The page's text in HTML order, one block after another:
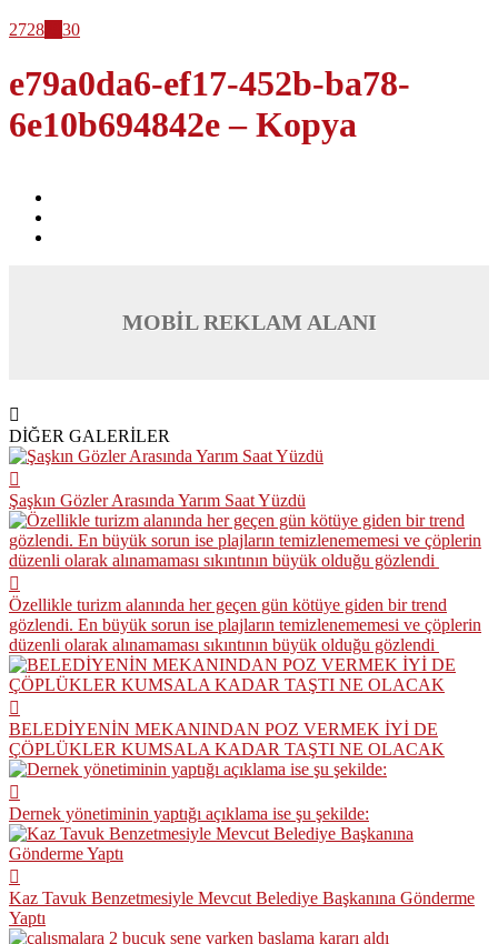
2728 30
e79a0da6-ef17-452b-ba78-
6e10b694842e – Kopya
MOBİL REKLAM ALANI
DİĞER GALERİLER
Şaşkın Gözler Arasında Yarım Saat Yüzdü
Özellikle turizm alanında her geçen gün kötüye giden bir trend
gözlendi. En büyük sorun ise plajların temizlenememesi ve çöplerin
düzenli olarak alınamaması sıkıntının büyük olduğu gözlendi
BELEDİYENİN MEKANINDAN POZ VERMEK İYİ DE
ÇÖPLÜKLER KUMSALA KADAR TAŞTI NE OLACAK
Dernek yönetiminin yaptığı açıklama ise şu şekilde:
Kaz Tavuk Benzetmesiyle Mevcut Belediye Başkanına Gönderme
Yaptı